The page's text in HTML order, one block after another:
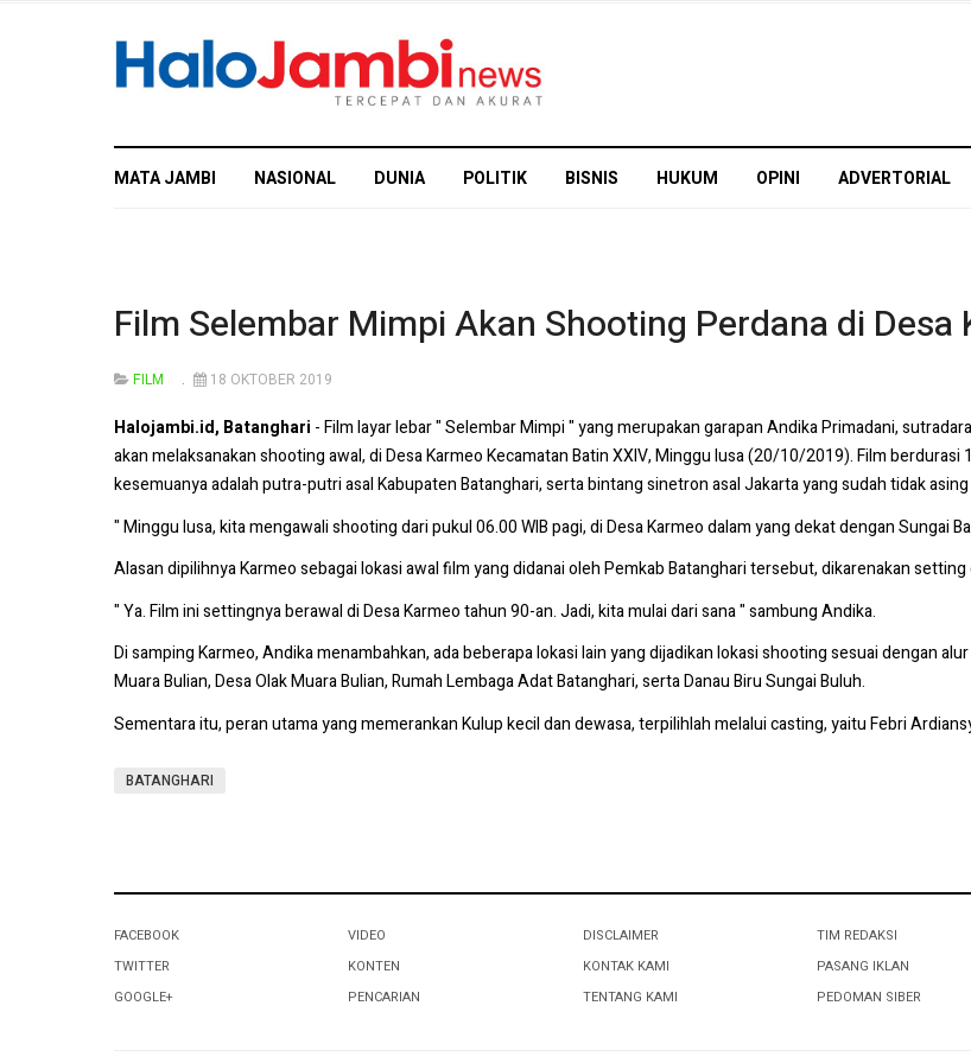
MATA JAMBI NASIONAL DUNIA POLITIK BISNIS HUKUM OPINI ADVERTORIAL
Film Selembar Mimpi Akan Shooting Perdana di Desa
FILM 18 OKTOBER 2019
Halojambi.id, Batanghari - Film layar lebar " Selembar Mimpi " yang merupakan garapan Andika Primadani,
akan melaksanakan shooting awal, di Desa Karmeo Kecamatan Batin XXIV, Minggu lusa (20/10/2019). Film
kesemuanya adalah putra-putri asal Kabupaten Batanghari, serta bintang sinetron asal Jakarta yang sudah tidak
" Minggu lusa, kita mengawali shooting dari pukul 06.00 WIB pagi, di Desa Karmeo dalam yang dekat dengan Sungai
Alasan dipilihnya Karmeo sebagai lokasi awal film yang didanai oleh Pemkab Batanghari tersebut, dikarenakan
" Ya. Film ini settingnya berawal di Desa Karmeo tahun 90-an. Jadi, kita mulai dari sana " sambung Andika.
Di samping Karmeo, Andika menambahkan, ada beberapa lokasi lain yang dijadikan lokasi shooting sesuai dengan
Muara Bulian, Desa Olak Muara Bulian, Rumah Lembaga Adat Batanghari, serta Danau Biru Sungai Buluh.
Sementara itu, peran utama yang memerankan Kulup kecil dan dewasa, terpilihlah melalui casting, yaitu Febri
BATANGHARI
FACEBOOK
TWITTER
GOOGLE+
VIDEO
KONTEN
PENCARIAN
DISCLAIMER
KONTAK KAMI
TENTANG KAMI
TIM REDAKSI
PASANG IKLAN
PEDOMAN SIBER